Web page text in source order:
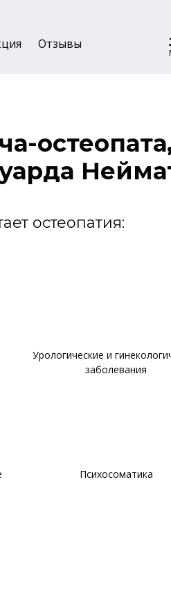
Отзывы
остеопатия:
Урологические и
заболевания
Психосоматика